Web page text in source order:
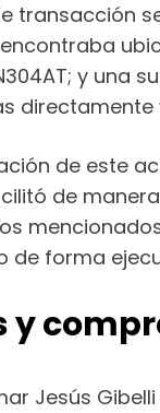
y una
de este
de
forma
Jesús